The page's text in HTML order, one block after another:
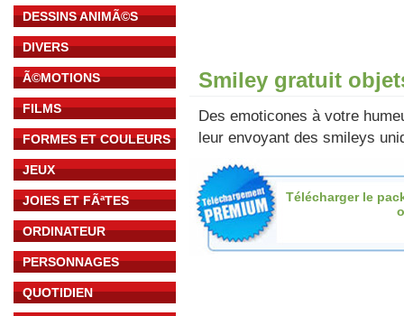
DESSINS ANIMÃ©S
DIVERS
Ã©MOTIONS
FILMS
FORMES ET COULEURS
JEUX
JOIES ET FÃªTES
ORDINATEUR
PERSONNAGES
QUOTIDIEN
Smiley gratuit
Des emoticones à votre
leur envoyant des smileys
Télécharger le